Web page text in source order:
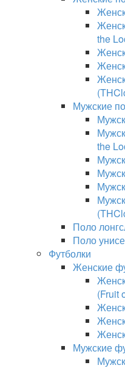
the
Мужские
the
Поло
Поло
Футболки
Женские
(Fruit
Мужские